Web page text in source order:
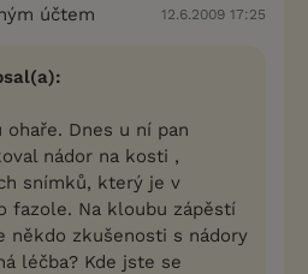
účtem 12.6.2009 17:25
Dnes u ní pan
nádor na kosti ,
snímků, který je v
fazole. Na kloubu zápěstí
někdo zkušenosti s nádory
léčba? Kde jste se